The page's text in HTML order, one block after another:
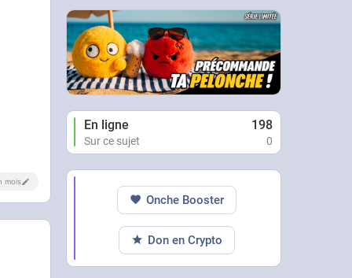
mois
En ligne 198
Sur ce sujet 0
Onche Booster
Don en Crypto